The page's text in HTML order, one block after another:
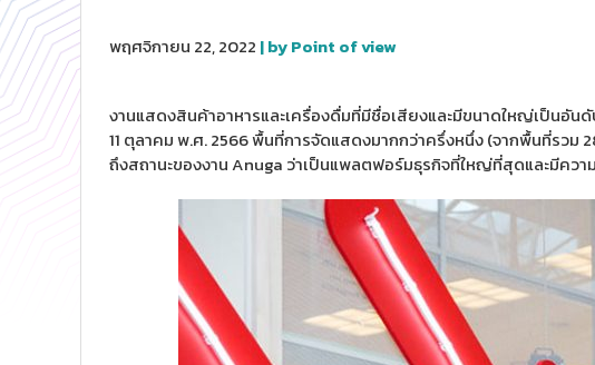
พฤศจิกายน 22, 2022 | by Point of view
งานแสดงสินค้าอาหารและเครื่องดื่มที่มีชื่อเสียงและมีขนาดใหญ่เป็นอัน
11 ตุลาคม พ.ศ. 2566 พื้นที่การจัดแสดงมากกว่าครึ่งหนึ่ง (จากพื้นที่รวม
ถึงสถานะของงาน Anuga ว่าเป็นแพลตฟอร์มธุรกิจที่ใหญ่ที่สุดและมีค